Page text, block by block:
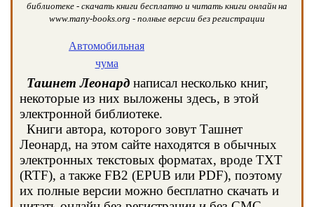
библиотеке - скачать книги бесплатно и читать книги онлайн на
www.many-books.org - полные версии без регистрации
Автомобильная
чума
Ташнет Леонард написал несколько книг,
некоторые из них выложены здесь, в этой
электронной библиотеке.
Книги автора, которого зовут Ташнет
Леонард, на этом сайте находятся в обычных
электронных текстовых форматах, вроде TXT
(RTF), а также FB2 (EPUB или PDF), поэтому
их полные версии можно бесплатно скачать и